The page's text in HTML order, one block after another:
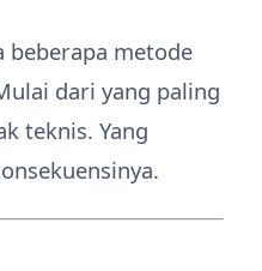
beberapa metode
dari yang paling
teknis. Yang